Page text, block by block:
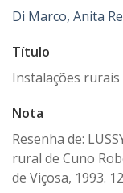
Di Marco, Anita
Título
Instalações rurais
Nota
Resenha de:
rural de Cuno
de Viçosa, 1993.